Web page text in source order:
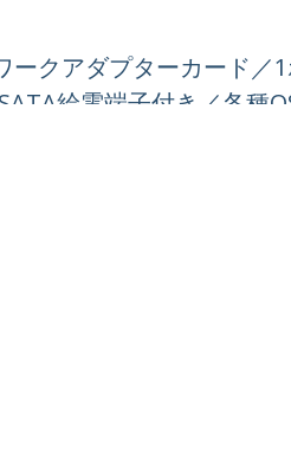
ークアダプターカード／
給電端子付き／各種